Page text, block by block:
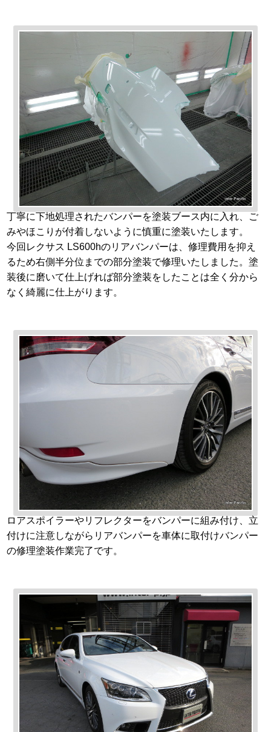
丁寧に下地処理されたバンパーを塗装ブース内に入れ、ご
みやほこりが付着しないように慎重に塗装いたします。
今回レクサス LS600hのリアバンパーは、修理費用を抑え
るため右側半分位までの部分塗装で修理いたしました。塗
装後に磨いて仕上げれば部分塗装をしたことは全く分から
なく綺麗に仕上がります。
ロアスポイラーやリフレクターをバンパーに組み付け、立
付けに注意しながらリアバンパーを車体に取付けバンパー
の修理塗装作業完了です。